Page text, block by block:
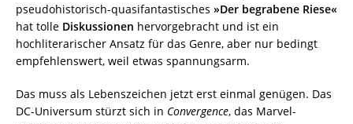
pseudohistorisch-quasifantastisches »Der begrabene Riese«
hat tolle Diskussionen hervorgebracht und ist ein
hochliterarischer Ansatz für das Genre, aber nur bedingt
empfehlenswert, weil etwas spannungsarm.
Das muss als Lebenszeichen jetzt erst einmal genügen. Das
DC-Universum stürzt sich in Convergence, das Marvel-